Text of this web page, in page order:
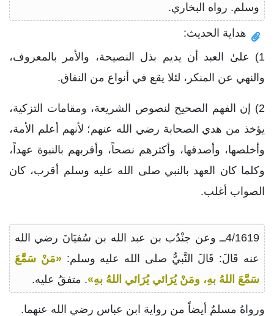
وسلم. رواه البخاري.
هداية الحديث:
1) علىٰ العبد أن يديم بذل النصيحة، والأمر بالمعروف،
والنهي عن المنكر، لئلا يقع في أنواع من النفاق.
2) إن الفهم الصحيح لنصوص الشريعة، ومقامات التزكية،
يؤخذ من هدي الصحابة رضي الله عنهم؛ لأنهم أعلم الأمة،
وأخلصها، وأصدقها، وأكثرهم نصحاً، وأقربهم بالنبوة عهداً،
وكلما كان العهد بالنبي صلى الله عليه وسلم أقرب، كان
الصواب أغلب.
4/1619ــ وعن جنْدُب بن عبد الله بن سُفيَانَ رضي الله
عنه قَالَ: قَالَ النَّبيُّ صلى الله عليه وسلم:«مَنْ سَمَّعَ
سَمَّعَ اللهُ بهِ، ومَنْ يُرَائي يُرَائي اللهُ بهِ». متفقٌ عليه.
ورواهُ مسلمٌ أيضاً من رواية ابن عباسٍ رضي الله عنهما.